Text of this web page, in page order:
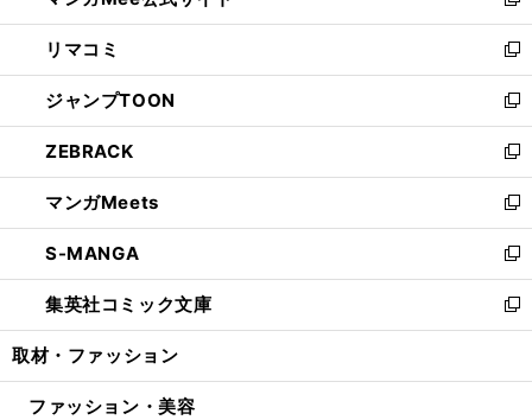
ウ
で
開
く
ン
ド
ウ
で
開
く
ウ
ィ
ン
ド
ウ
で
開
く
し
い
ウ
ィ
ン
ド
ウ
で
開
く
リマコミ
新
し
い
ウ
ィ
ン
ド
ウ
で
開
く
ジャンプTOON
新
し
い
ウ
ィ
ン
ド
ウ
で
開
ZEBRACK
新
し
い
ウ
ィ
ン
ド
ウ
開
マンガMeets
新
し
い
ウ
ィ
ン
ウ
S-MANGA
新
し
い
ウ
ン
集英社コミック文庫
新
し
ウ
取材・ファッション
ファッション・美容